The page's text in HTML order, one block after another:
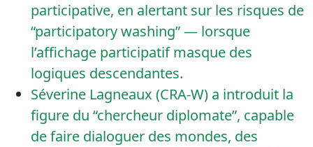
participative, en alertant sur les risques de
“participatory washing” — lorsque
l’affichage participatif masque des
logiques descendantes.
Séverine Lagneaux (CRA-W) a introduit la
figure du “chercheur diplomate”, capable
de faire dialoguer des mondes, des